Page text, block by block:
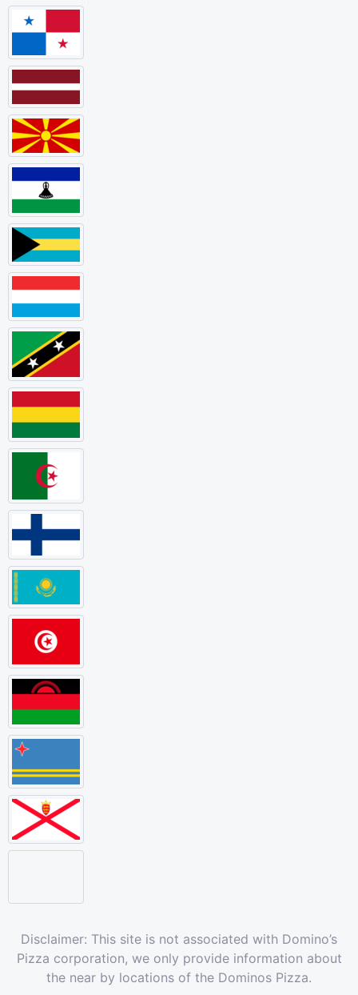
Disclaimer: This site is not associated with Domino’s
Pizza corporation, we only provide information about
the near by locations of the Dominos Pizza.